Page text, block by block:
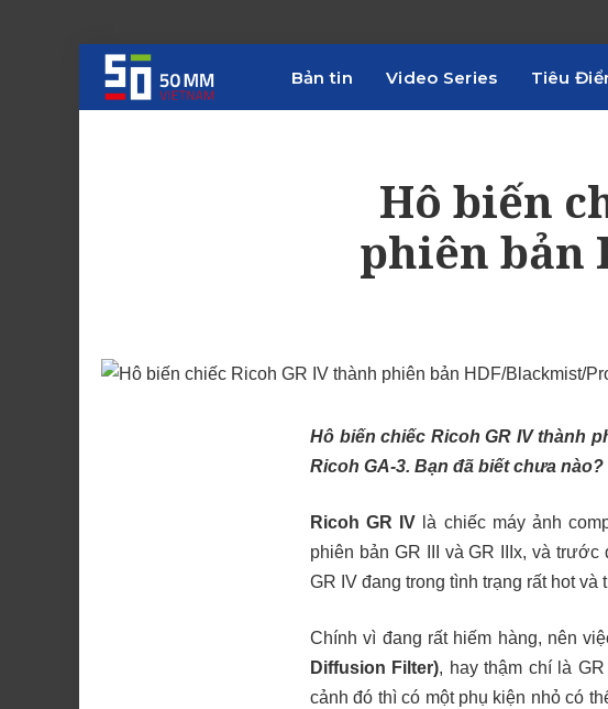
Bản tin Video Series Tiêu
Hô biến
phiên bản
Hô biến chiếc Ricoh GR IV thành
Ricoh GA-3. Bạn đã biết chưa nào?
Ricoh GR IV là chiếc máy ảnh
phiên bản GR III và GR IIIx, và
GR IV đang trong tình trạng rất hot
Chính vì đang rất hiếm hàng, nên
Diffusion Filter), hay thậm chí là
cảnh đó thì có một phụ kiện nhỏ có